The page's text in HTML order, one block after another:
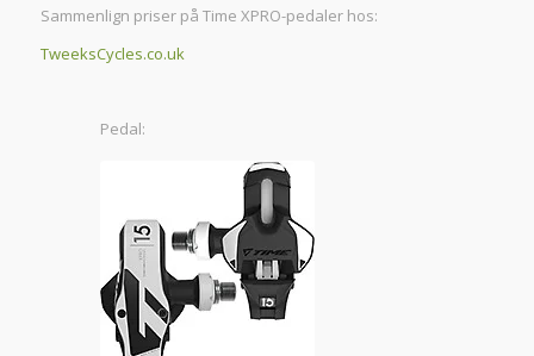
Sammenlign priser på Time XPRO-pedaler hos:
TweeksCycles.co.uk
Pedal: